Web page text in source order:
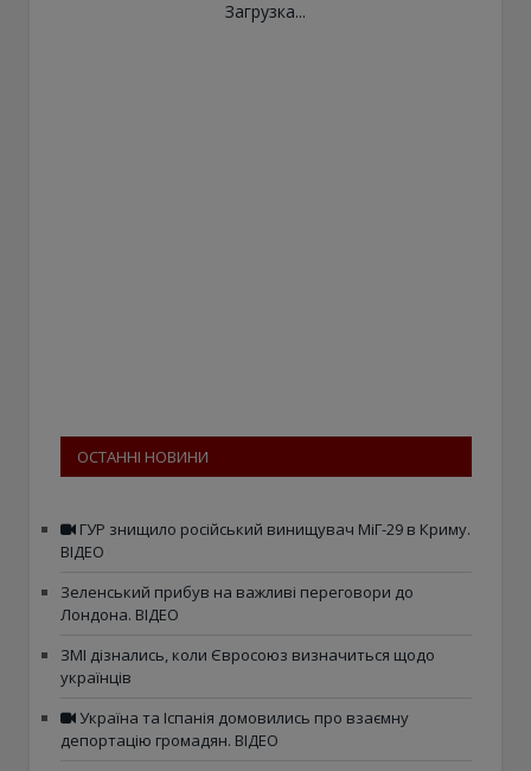
Загрузка...
ОСТАННІ НОВИНИ
ГУР знищило російський винищувач МіГ-29 в Криму.
ВІДЕО
Зеленський прибув на важливі переговори до
Лондона. ВІДЕО
ЗМІ дізнались, коли Євросоюз визначиться щодо
українців
Україна та Іспанія домовились про взаємну
депортацію громадян. ВІДЕО